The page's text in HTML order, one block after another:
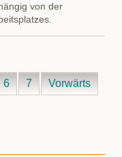
von der
6 7
Vorwärts